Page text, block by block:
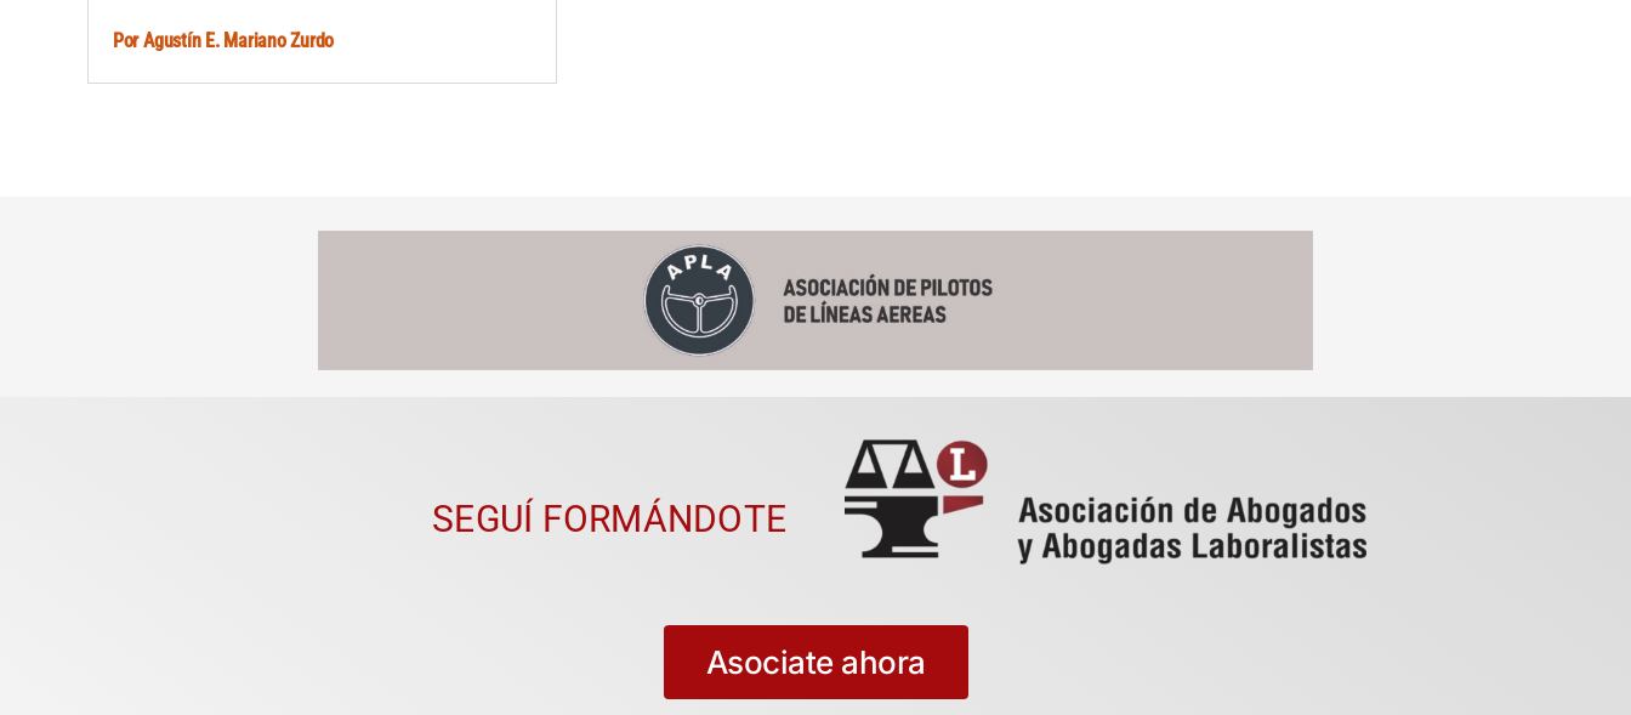
PorAgustín E. Mariano Zurdo
SEGUÍ FORMÁNDOTE
Asociate ahora